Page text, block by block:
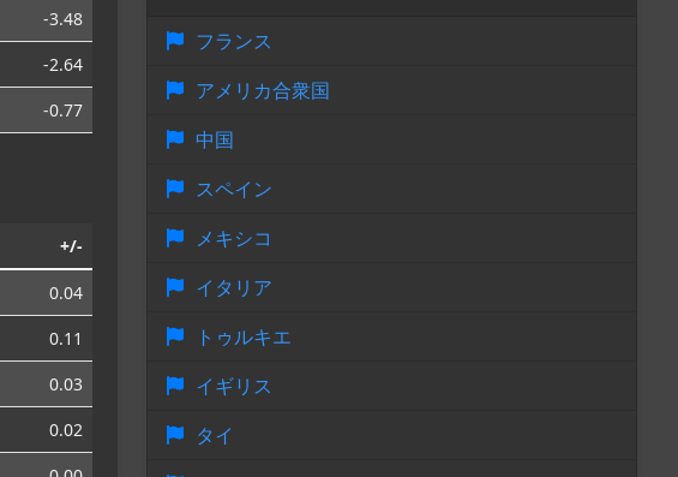
-3.48
-2.64
-0.77
+/-
0.04
0.11
0.03
0.02
フランス
アメリカ合衆国
中国
スペイン
メキシコ
イタリア
トゥルキエ
イギリス
タイ